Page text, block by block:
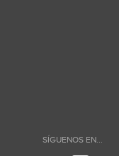
SÍGUENOS EN...